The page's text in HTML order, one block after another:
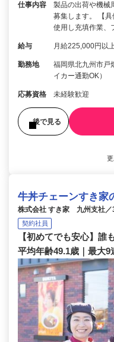
仕事内容
製品の出荷や機械
募集します。 【
使用し充填作業
給与 月給225,000円以
勤務地
福岡県北九州市戸
イカー通勤OK）
応募資格 未経験歓迎
後で見る
牛丼チェーンすき家
株式会社 すき家 九州支社／
契約社員
【初めてでも安心】誰
平均年齢49.1歳｜最大9